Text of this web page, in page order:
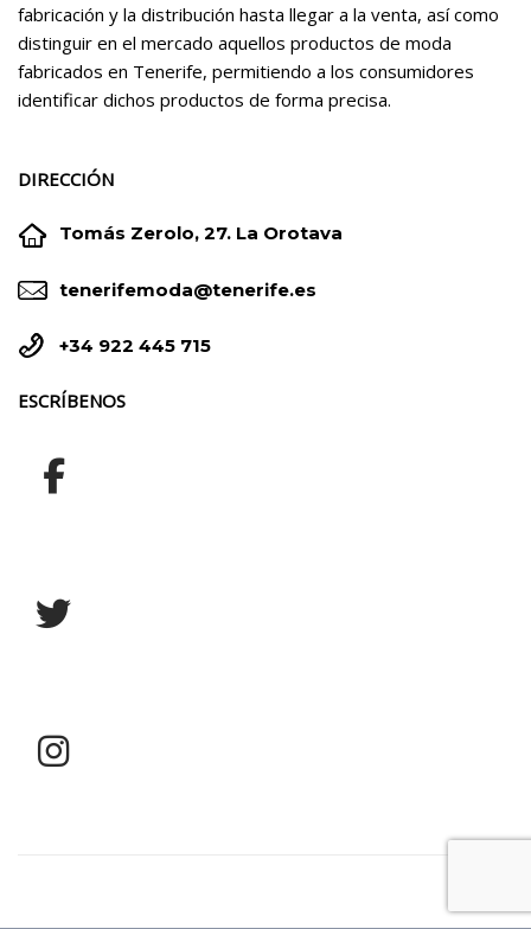
fabricación y la distribución hasta llegar a la venta, así como
distinguir en el mercado aquellos productos de moda
fabricados en Tenerife, permitiendo a los consumidores
identificar dichos productos de forma precisa.
DIRECCIÓN

 Tomás Zerolo, 27. La Orotava

 tenerifemoda@tenerife.es

 +34 922 445 715
ESCRÍBENOS